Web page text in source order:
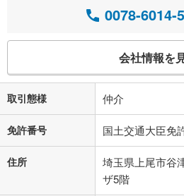
0078-6014-
会社情報を
取引態様 仲介
免許番号 国土交通大臣免
住所
埼玉県上尾市谷
ザ5階